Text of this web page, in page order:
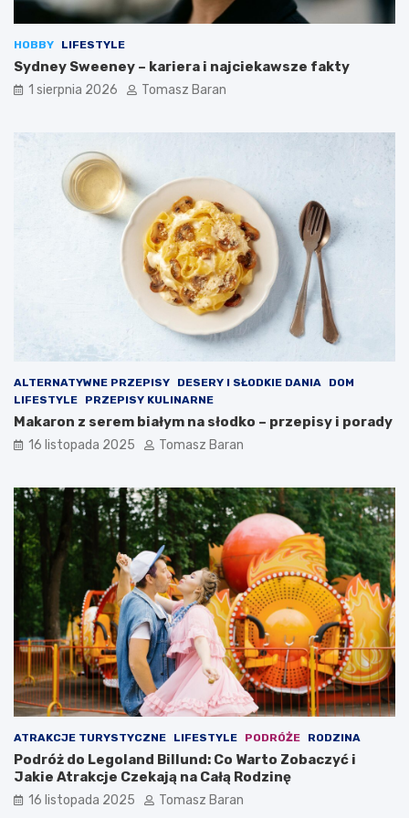
w
a
n
y
k
o
w
HOBBY LIFESTYLE
Sydney Sweeney – kariera i najciekawsze fakty
1 sierpnia 2026 Tomasz Baran
ALTERNATYWNE PRZEPISY DESERY I SŁODKIE DANIA
DOM
LIFESTYLE
PRZEPISY KULINARNE
Makaron z serem białym na słodko – przepisy i porady
16 listopada 2025 Tomasz Baran
ATRAKCJE TURYSTYCZNE LIFESTYLE PODRÓŻE RODZINA
Podróż do Legoland Billund: Co Warto Zobaczyć i
Jakie Atrakcje Czekają na Całą Rodzinę
16 listopada 2025 Tomasz Baran